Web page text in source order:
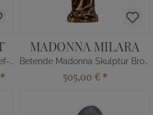
Betende Madonna Bronzerelief-Set
*
MADONNA MILARA
Betende Madonna Skulptur Bronze
505,00 € *